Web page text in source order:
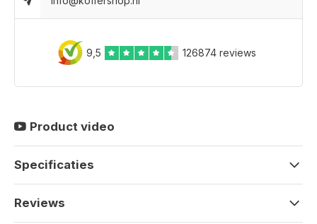
9,5 126874 reviews
Product video
Specificaties
Reviews